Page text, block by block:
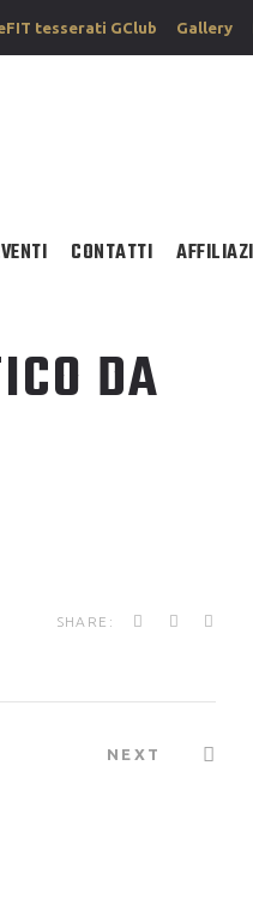
tesserati GClub Gallery
CONTATTI
DA
SHARE:
NEXT